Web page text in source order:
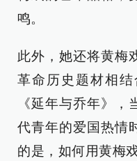
鸣。
此外，她还将黄梅
革命历史题材相
《延年与乔年》，
代青年的爱国热情
的是，如何用黄梅